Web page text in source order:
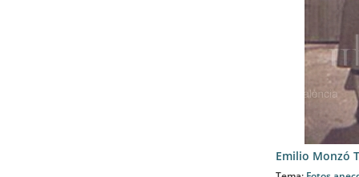
Emilio Monzó